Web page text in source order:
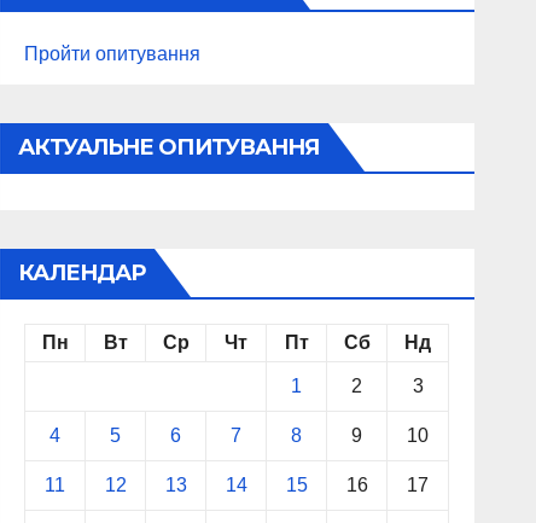
Пройти опитування
АКТУАЛЬНЕ ОПИТУВАННЯ
КАЛЕНДАР
Пн Вт Ср Чт Пт Сб Нд
1 2 3
4 5 6 7 8 9 10
11 12 13 14 15 16 17